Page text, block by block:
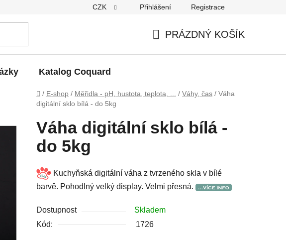
CZK Přihlášení Registrace
PRÁZDNÝ KOŠÍK
Katalog Coquard
Domů
/ E-shop / Měřidla - pH, hustota, teplota, ... / Váhy, čas / Váha
digitální sklo bílá - do 5kg
Váha digitální sklo bílá -
do 5kg
Kuchyňská digitální váha z tvrzeného skla v bílé
barvě. Pohodlný velký display. Velmi přesná.
Dostupnost
Skladem
Kód:
1726